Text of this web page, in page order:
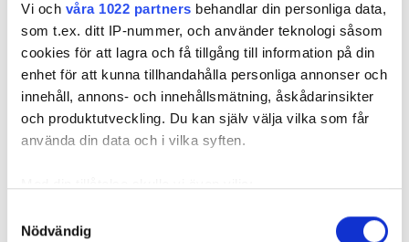
Vi och våra 1022 partners behandlar din personliga data,
som t.ex. ditt IP-nummer, och använder teknologi såsom
cookies för att lagra och få tillgång till information på din
enhet för att kunna tillhandahålla personliga annonser och
innehåll, annons- och innehållsmätning, åskådarinsikter
och produktutveckling. Du kan själv välja vilka som får
använda din data och i vilka syften.
som kan ha en noggrannhet på upp till flera meter
Nödvändig
Läs också
Enligt tredskodomen ska mamman betala närmare 300 000
kronor plus ränta för reparationerna av skadan, kostnaden
för inkasso samt Örebrobostäders rättegångskostnader.